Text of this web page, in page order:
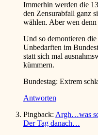
Immerhin werden die
den Zensurabfall ganz
wählen. Aber wen denn
Und so demontieren
Unbedarften im
statt sich mal
kümmern.
Bundestag: Extrem
Antworten
Pingback: Argh…was
Der Tag danach…